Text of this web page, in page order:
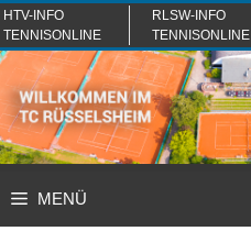
Zum
Inhalt
springen
HTV-INFO
TENNISONLINE
RLSW-INFO
TENNISONLINE
MENÜ